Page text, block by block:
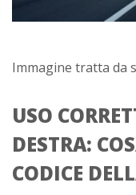
Immagine tratta da
USO
DESTRA:
CODICE